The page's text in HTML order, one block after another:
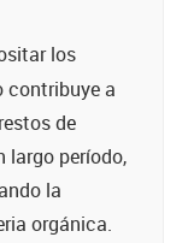
los
contribuye a
de
largo período,
la
orgánica.